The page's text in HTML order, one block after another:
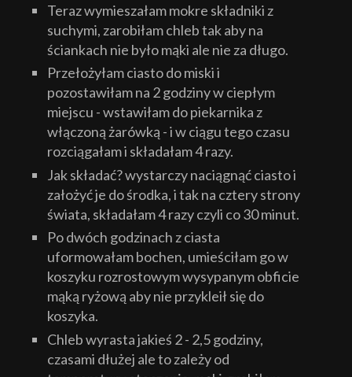
Teraz wymieszałam mokre składniki z
suchymi, zarobiłam chleb tak aby na
ściankach nie było mąki ale nie za długo.
Przełożyłam ciasto do miski i
pozostawiłam na 2 godziny w ciepłym
miejscu - wstawiłam do piekarnika z
włączoną żarówką - i w ciągu tego czasu
rozciągałam i składałam 4 razy.
Jak składać? wystarczy naciągnąć ciasto i
założyć je do środka, i tak na cztery strony
świata, składałam 4 razy czyli co 30 minut.
Po dwóch godzinach z ciasta
uformowałam bochen, umieściłam go w
koszyku rozrostowym wysypanym obficie
mąką ryżową aby nie przykleił się do
koszyka.
Chleb wyrasta jakieś 2 - 2,5 godziny,
czasami dłużej ale to zależy od